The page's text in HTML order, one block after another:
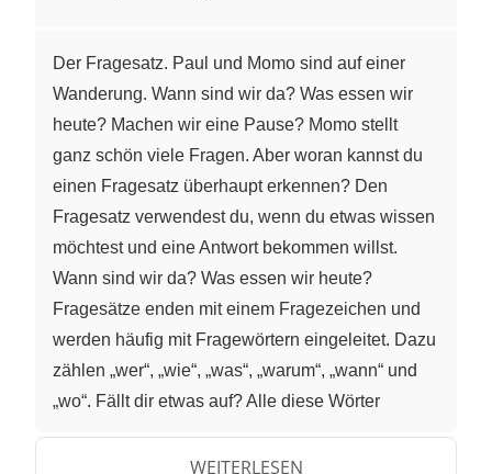
Der Fragesatz. Paul und Momo sind auf einer
Wanderung. Wann sind wir da? Was essen wir
heute? Machen wir eine Pause? Momo stellt
ganz schön viele Fragen. Aber woran kannst du
einen Fragesatz überhaupt erkennen? Den
Fragesatz verwendest du, wenn du etwas wissen
möchtest und eine Antwort bekommen willst.
Wann sind wir da? Was essen wir heute?
Fragesätze enden mit einem Fragezeichen und
werden häufig mit Fragewörtern eingeleitet. Dazu
zählen „wer“, „wie“, „was“, „warum“, „wann“ und
„wo“. Fällt dir etwas auf? Alle diese Wörter
auch W-Fragen. Es gibt aber noch eine zweite Art
WEITERLESEN